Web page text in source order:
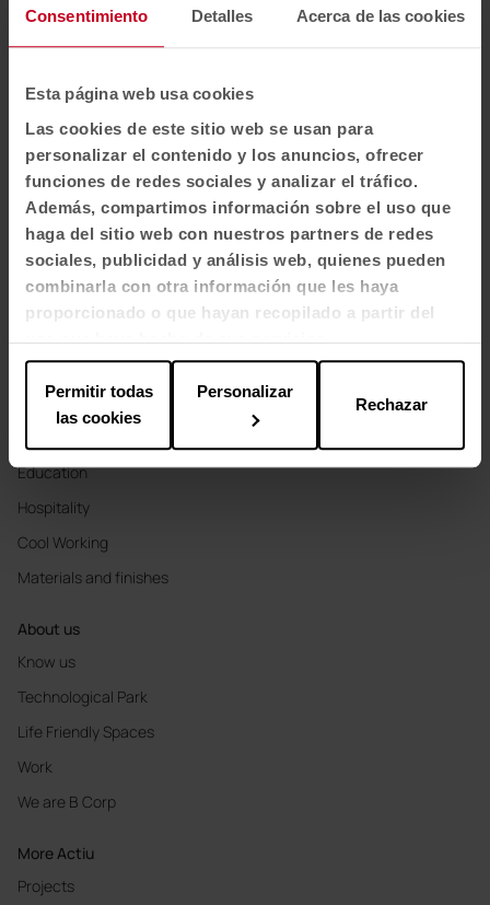
Consentimiento Detalles Acerca de las cookies
Esta página web usa cookies
Las cookies de este sitio web se usan para
personalizar el contenido y los anuncios, ofrecer
funciones de redes sociales y analizar el tráfico.
Además, compartimos información sobre el uso que
haga del sitio web con nuestros partners de redes
sociales, publicidad y análisis web, quienes pueden
combinarla con otra información que les haya
proporcionado o que hayan recopilado a partir del
uso que haya hecho de sus servicios.
Permitir todas
las cookies
Personalizar
Rechazar
Seating
Tables and desks
Soft Seating & Lounge
Booths
Partitions and screens
Sectors
Offices
Education
Hospitality
Cool Working
Materials and finishes
About us
Know us
Technological Park
Life Friendly Spaces
Work
We are B Corp
More Actiu
Projects
EN-US